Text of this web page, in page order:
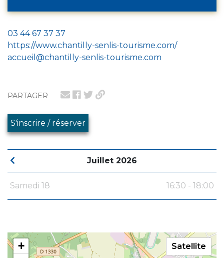
PARTAGER
S'inscrire / réserver
Juillet 2026
Samedi 18 16:30 - 18:00
+
Satellite
03 44 67 37 37
https://www.chantilly-senlis-tourisme.com/
accueil@chantilly-senlis-tourisme.com